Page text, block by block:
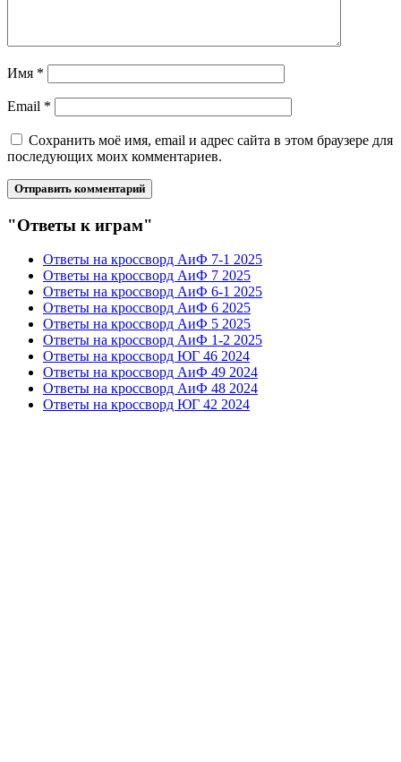
Имя *
Email *
Сохранить моё имя, email и адрес сайта в этом браузере для
последующих моих комментариев.
"Ответы к играм"
Ответы на кроссворд АиФ 7-1 2025
Ответы на кроссворд АиФ 7 2025
Ответы на кроссворд АиФ 6-1 2025
Ответы на кроссворд АиФ 6 2025
Ответы на кроссворд АиФ 5 2025
Ответы на кроссворд АиФ 1-2 2025
Ответы на кроссворд ЮГ 46 2024
Ответы на кроссворд АиФ 49 2024
Ответы на кроссворд АиФ 48 2024
Ответы на кроссворд ЮГ 42 2024